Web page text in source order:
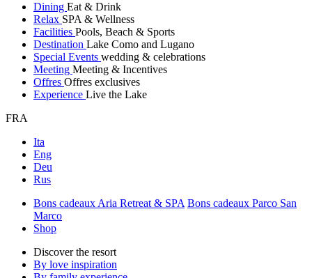
Dining Eat & Drink
Relax SPA & Wellness
Facilities Pools, Beach & Sports
Destination Lake Como and Lugano
Special Events wedding & celebrations
Meeting Meeting & Incentives
Offres Offres exclusives
Experience Live the Lake
FRA
Ita
Eng
Deu
Rus
Bons cadeaux Aria Retreat & SPA Bons cadeaux Parco San
Marco
Shop
Discover the resort
By love inspiration